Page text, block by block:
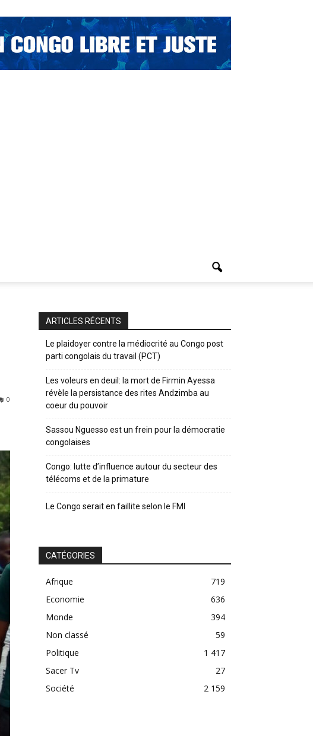
0
ARTICLES RÉCENTS
Le plaidoyer contre la médiocrité au Congo post
parti congolais du travail (PCT)
Les voleurs en deuil: la mort de Firmin Ayessa
révèle la persistance des rites Andzimba au
coeur du pouvoir
Sassou Nguesso est un frein pour la démocratie
congolaises
Congo: lutte d’influence autour du secteur des
télécoms et de la primature
Le Congo serait en faillite selon le FMI
CATÉGORIES
Afrique
719
Economie
636
Monde
394
Non classé
59
Politique
1 417
Sacer Tv
27
Société
2 159